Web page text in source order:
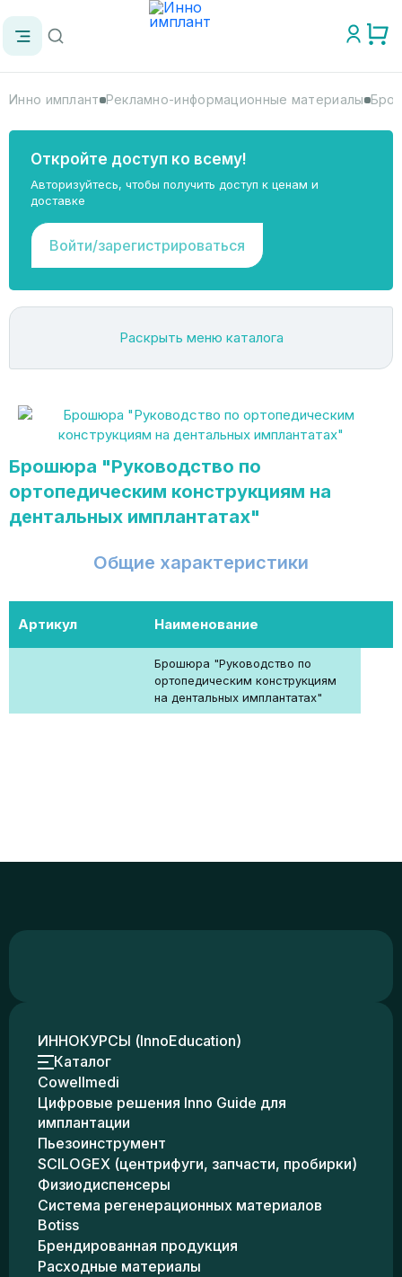
Инно имплант Рекламно-информационные материалы
Откройте доступ ко всему!
Авторизуйтесь, чтобы получить доступ к ценам и
доставке
Войти/зарегистрироваться
Раскрыть меню каталога
Брошюра "Руководство по
ортопедическим конструкциям на
дентальных имплантатах"
Общие характеристики
Артикул Наименование
Брошюра "Руководство по
ортопедическим конструкциям
на дентальных имплантатах"
ИННОКУРСЫ (InnoEducation)
Каталог
Cowellmedi
Цифровые решения Inno Guide для
имплантации
Пьезоинструмент
SCILOGEX (центрифуги, запчасти, пробирки)
Физиодиспенсеры
Система регенерационных материалов
Botiss
Брендированная продукция
Расходные материалы